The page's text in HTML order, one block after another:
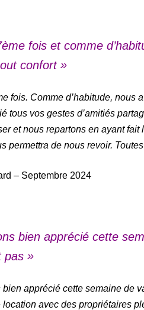
fois et comme
confort »
fois. Comme d’habitude,
tous vos gestes d’amitiés
et nous repartons en ayant
permettra de nous revoir.
– Septembre 2024
bien apprécié cette
pas »
apprécié cette semaine de
location avec des propriétaires